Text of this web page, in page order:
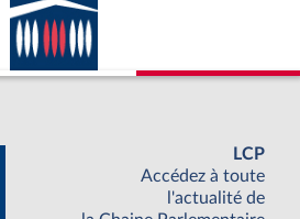
LCP
Accédez à toute
l'actualité de